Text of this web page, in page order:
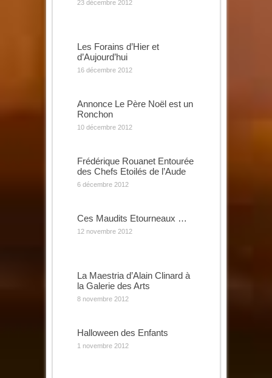
23 décembre 2012
Les Forains d’Hier et
d’Aujourd’hui
16 décembre 2012
Annonce Le Père Noël est un
Ronchon
10 décembre 2012
Frédérique Rouanet Entourée
des Chefs Etoilés de l’Aude
6 décembre 2012
Ces Maudits Etourneaux …
12 novembre 2012
La Maestria d’Alain Clinard à
la Galerie des Arts
8 novembre 2012
Halloween des Enfants
1 novembre 2012